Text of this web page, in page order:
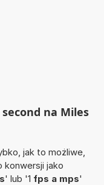
na Miles
jak to możliwe,
konwersji jako
' lub '1 fps a mps'